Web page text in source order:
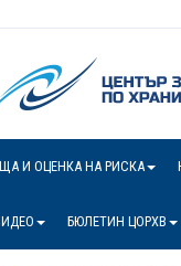
И ОЦЕНКА НА РИСКА
БЮЛЕТИН ЦОРХВ